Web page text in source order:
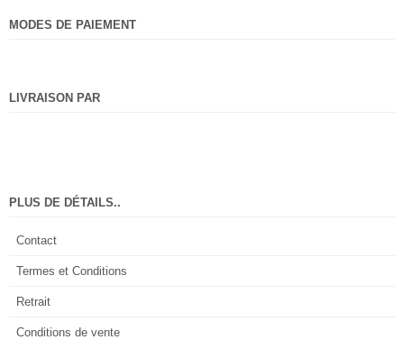
MODES DE PAIEMENT
LIVRAISON PAR
PLUS DE DÉTAILS..
Contact
Termes et Conditions
Retrait
Conditions de vente